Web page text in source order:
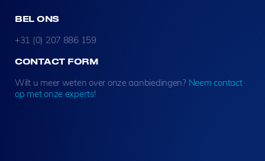
BEL ONS
+31 (0) 207 886 159
CONTACT FORM
Wilt u meer weten over onze aanbiedingen? Neem contact
op met onze experts!